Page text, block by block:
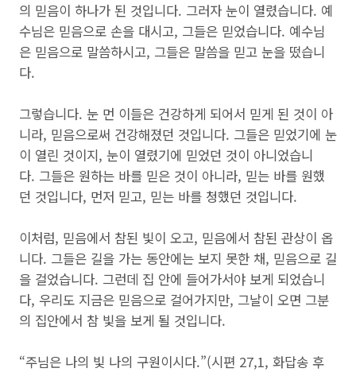
의 믿음이 하나가 된 것입니다. 그러자 눈이 열렸습니다. 예
수님은 믿음으로 손을 대시고, 그들은 믿었습니다. 예수님
은 믿음으로 말씀하시고, 그들은 말씀을 믿고 눈을 떴습니
다.
그렇습니다. 눈 먼 이들은 건강하게 되어서 믿게 된 것이 아
니라, 믿음으로써 건강해졌던 것입니다. 그들은 믿었기에 눈
이 열린 것이지, 눈이 열렸기에 믿었던 것이 아니었습니
다. 그들은 원하는 바를 믿은 것이 아니라, 믿는 바를 원했
던 것입니다, 먼저 믿고, 믿는 바를 청했던 것입니다.
이처럼, 믿음에서 참된 빛이 오고, 믿음에서 참된 관상이 옵
니다. 그들은 길을 가는 동안에는 보지 못한 채, 믿음으로 길
을 걸었습니다. 그런데 집 안에 들어가서야 보게 되었습니
다, 우리도 지금은 믿음으로 걸어가지만, 그날이 오면 그분
의 집안에서 참 빛을 보게 될 것입니다.
“주님은 나의 빛 나의 구원이시다.”(시편 27,1, 화답송 후